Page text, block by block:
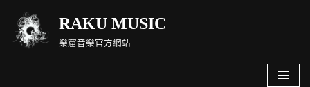
Skip
RAKU MUSIC
樂窟音樂官方網站